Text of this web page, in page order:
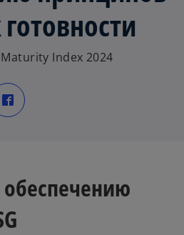
готовности
Maturity Index 2024
p
e
t
a
b
обеспечению